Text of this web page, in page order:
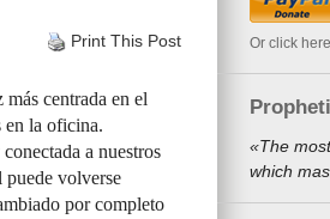
Print This Post
centrada en el
en la oficina.
a nuestros
volverse
por completo
Or click
«The
which